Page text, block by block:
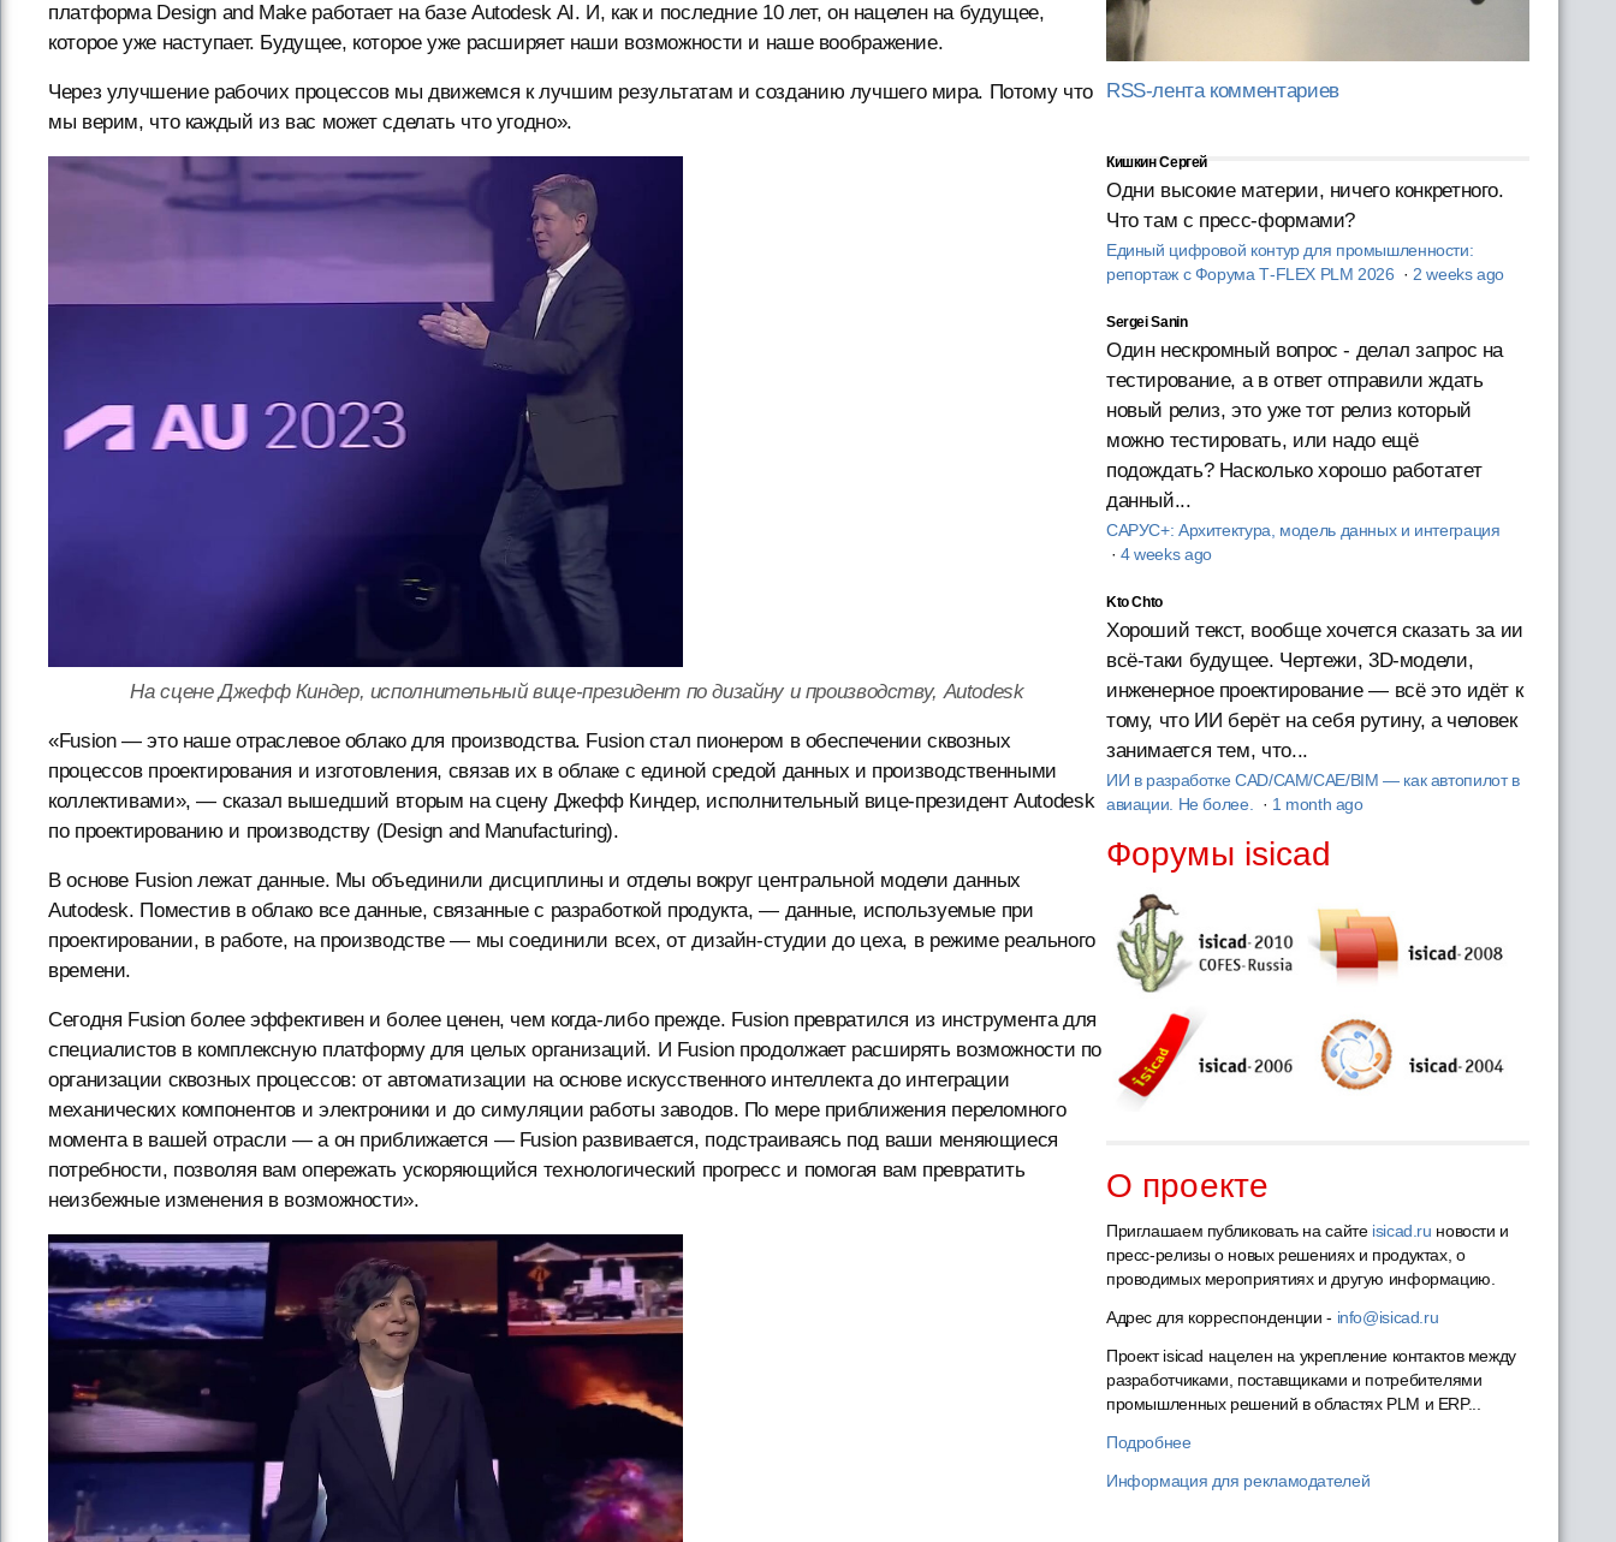
платформа Design and Make работает на базе Autodesk AI. И, как и последние 10 лет, он нацелен на будущее,
которое уже наступает. Будущее, которое уже расширяет наши возможности и наше воображение.
Через улучшение рабочих процессов мы движемся к лучшим результатам и созданию лучшего мира. Потому что
мы верим, что каждый из вас может сделать что угодно».
На сцене Джефф Киндер, исполнительный вице-президент по дизайну и производству, Autodesk
«Fusion — это наше отраслевое облако для производства. Fusion стал пионером в обеспечении сквозных
процессов проектирования и изготовления, связав их в облаке с единой средой данных и производственными
коллективами», — сказал вышедший вторым на сцену Джефф Киндер, исполнительный вице-президент Autodesk
по проектированию и производству (Design and Manufacturing).
В основе Fusion лежат данные. Мы объединили дисциплины и отделы вокруг центральной модели данных
Autodesk. Поместив в облако все данные, связанные с разработкой продукта, — данные, используемые при
проектировании, в работе, на производстве — мы соединили всех, от дизайн-студии до цеха, в режиме реального
времени.
Сегодня Fusion более эффективен и более ценен, чем когда-либо прежде. Fusion превратился из инструмента для
специалистов в комплексную платформу для целых организаций. И Fusion продолжает расширять возможности по
организации сквозных процессов: от автоматизации на основе искусственного интеллекта до интеграции
механических компонентов и электроники и до симуляции работы заводов. По мере приближения переломного
момента в вашей отрасли — а он приближается — Fusion развивается, подстраиваясь под ваши меняющиеся
потребности, позволяя вам опережать ускоряющийся технологический прогресс и помогая вам превратить
неизбежные изменения в возможности».
RSS-лента комментариев
Кишкин Сергей
Одни высокие материи, ничего конкретного.
Что там с пресс-формами?
Единый цифровой контур для промышленности:
репортаж с Форума T‑FLEX PLM 2026 · 2 weeks ago
Sergei Sanin
Один нескромный вопрос - делал запрос на
тестирование, а в ответ отправили ждать
новый релиз, это уже тот релиз который
можно тестировать, или надо ещё
подождать? Насколько хорошо работатет
данный...
САРУС+: Архитектура, модель данных и интеграция
· 4 weeks ago
Kto Chto
Хороший текст, вообще хочется сказать за ии
всё-таки будущее. Чертежи, 3D-модели,
инженерное проектирование — всё это идёт к
тому, что ИИ берёт на себя рутину, а человек
занимается тем, что...
ИИ в разработке CAD/CAM/CAE/BIM — как автопилот в
авиации. Не более.
· 1 month ago
Форумы isicad
О проекте
Приглашаем публиковать на сайте isicad.ru новости и
пресс-релизы о новых решениях и продуктах, о
проводимых мероприятиях и другую информацию.
Адрес для корреспонденции - info@isicad.ru
Проект isicad нацелен на укрепление контактов между
разработчиками, поставщиками и потребителями
промышленных решений в областях PLM и ERP...
Подробнее
Информация для рекламодателей